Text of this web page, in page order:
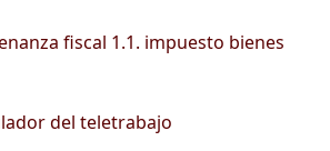
fiscal 1.1. impuesto bienes
del teletrabajo